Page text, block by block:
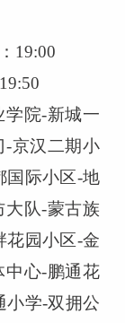
19:00
学院-新城一
-京汉二期小
国际小区-地
队-蒙古族
花园小区-金
中心-鹏通花
小学-双拥公